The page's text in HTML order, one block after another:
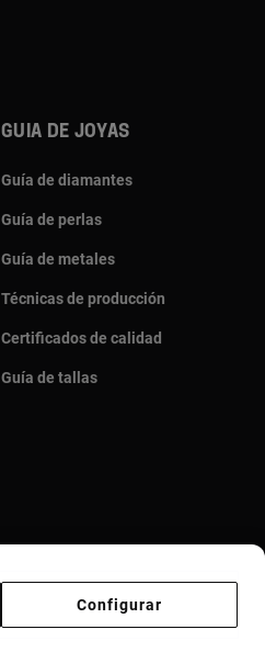
Guia de joyas
Guía de diamantes
Guía de perlas
Guía de metales
Técnicas de producción
Certificados de calidad
Guía de tallas
Configurar